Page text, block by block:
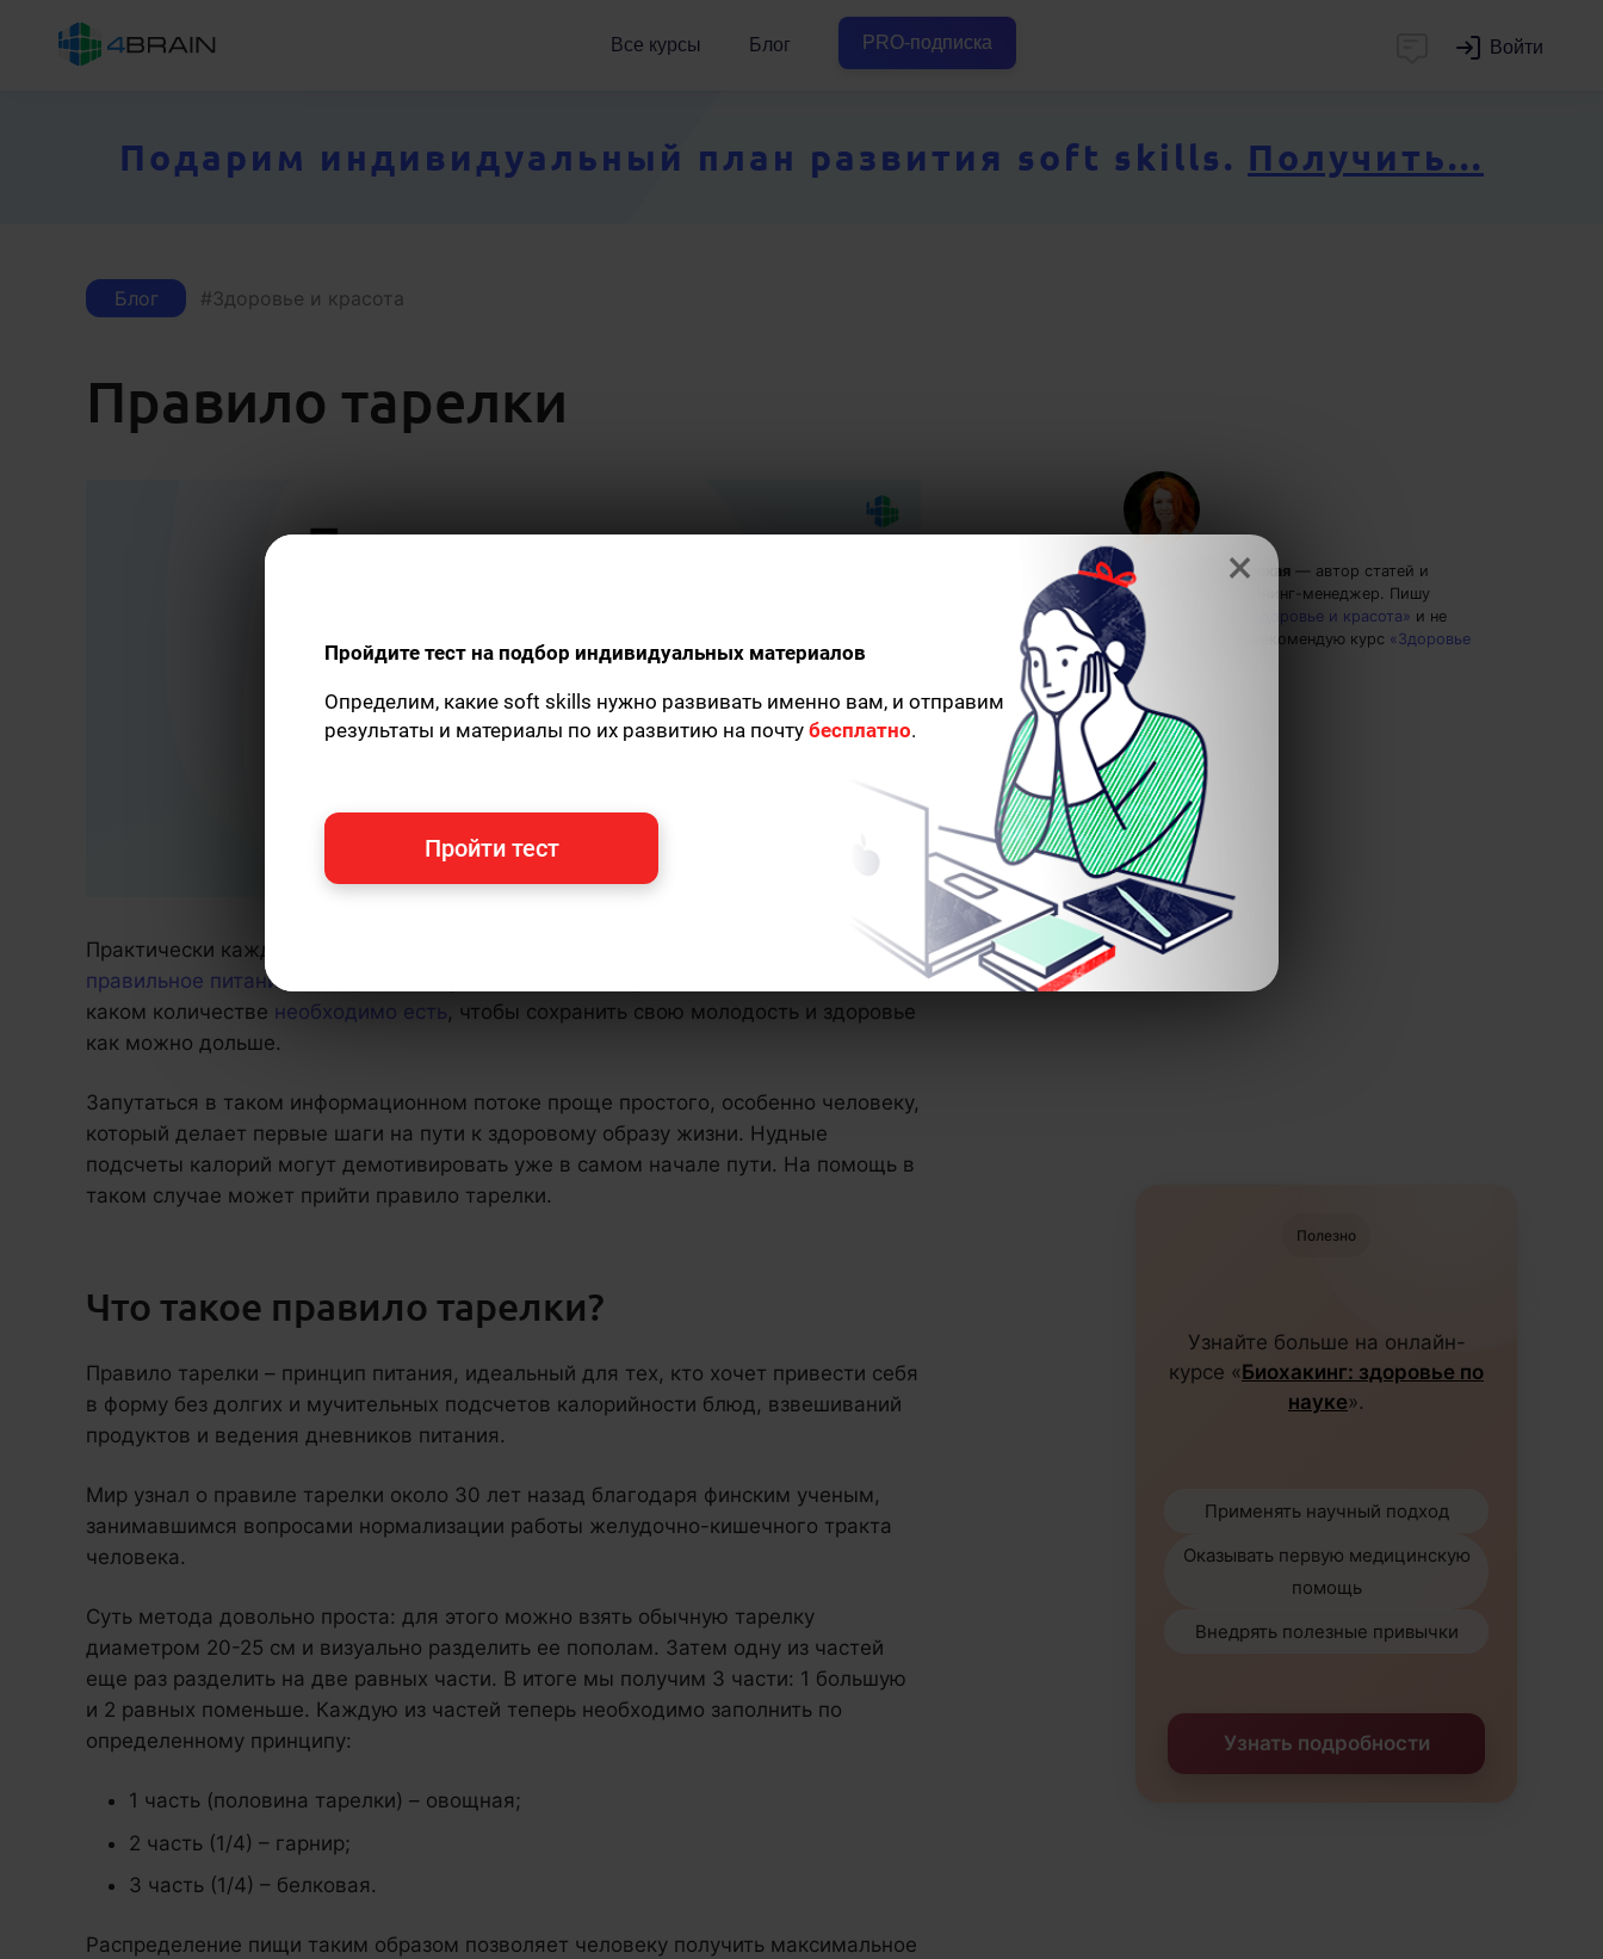
Все курсы Блог PRO-подписка Войти
Подарим индивидуальный план развития soft skills. Получить...
Блог Здоровье и красота
Правило тарелки
Вероника Вербовская — автор статей и
курсов 4brain, тренинг-менеджер. Пишу
статьи по теме
«Здоровье и красота» и не
только, а также рекомендую курс «Здоровье
человека»
Практически каждый человек хотя бы раз в жизни задумывался о переходе на
правильное питание
каком количестве необходимо есть, чтобы сохранить свою молодость и здоровье
как можно дольше.
Запутаться в таком информационном потоке проще простого, особенно человеку,
который делает первые шаги на пути к здоровому образу жизни. Нудные
подсчеты калорий могут демотивировать уже в самом начале пути. На помощь в
таком случае может прийти правило тарелки.
Что такое правило тарелки?
Правило тарелки – принцип питания, идеальный для тех, кто хочет привести себя
в форму без долгих и мучительных подсчетов калорийности блюд, взвешиваний
продуктов и ведения дневников питания.
Мир узнал о правиле тарелки около 30 лет назад благодаря финским ученым,
занимавшимся вопросами нормализации работы желудочно-кишечного тракта
человека.
Суть метода довольно проста: для этого можно взять обычную тарелку
диаметром 20-25 см и визуально разделить ее пополам. Затем одну из частей
еще раз разделить на две равных части. В итоге мы получим 3 части: 1 большую
и 2 равных поменьше. Каждую из частей теперь необходимо заполнить по
определенному принципу:
1 часть (половина тарелки) – овощная;
2 часть (1/4) – гарнир;
3 часть (1/4) – белковая.
Распределение пищи таким образом позволяет человеку получить максимальное
Полезно
Узнайте больше на онлайн-
курсе «Биохакинг: здоровье по
науке».
Применять научный подход
Оказывать первую медицинскую
помощь
Внедрять полезные привычки
Узнать подробности
×
Пройдите тест на подбор индивидуальных материалов
Определим, какие soft skills нужно развивать именно вам, и отправим
результаты и материалы по их развитию на почту бесплатно.
Пройти тест